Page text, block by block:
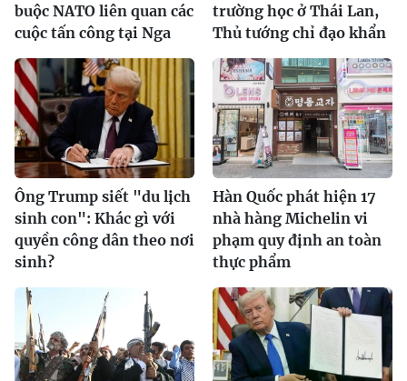
buộc NATO liên quan các
cuộc tấn công tại Nga
trường học ở Thái Lan,
Thủ tướng chỉ đạo khẩn
Ông Trump siết "du lịch
sinh con": Khác gì với
quyền công dân theo nơi
sinh?
Hàn Quốc phát hiện 17
nhà hàng Michelin vi
phạm quy định an toàn
thực phẩm